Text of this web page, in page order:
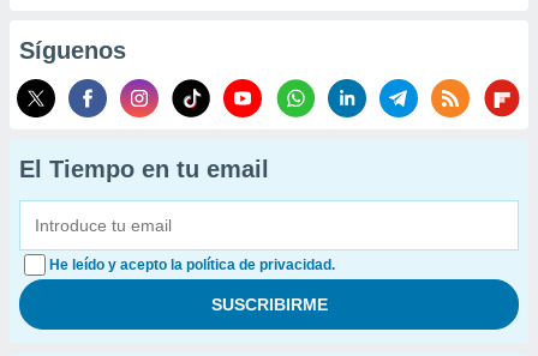
Síguenos
El Tiempo en tu email
He leído y acepto la política de privacidad.